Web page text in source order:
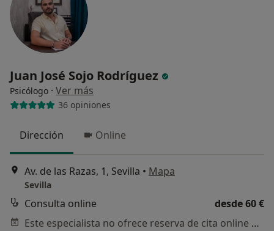
Juan José Sojo Rodríguez
Psicólogo · Ver más
36 opiniones
Dirección Online
Av. de las Razas, 1, Sevilla • Mapa
Sevilla
Consulta online
desde 60 €
Este especialista no ofrece reserva de cita online en esta dirección.